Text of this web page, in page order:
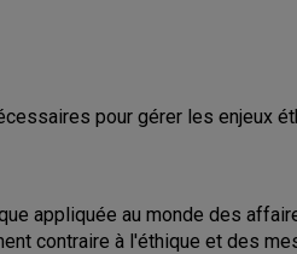
pour gérer les enjeux
appliquée au monde des
contraire à l'éthique et des